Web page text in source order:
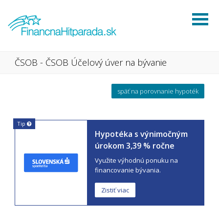
ČSOB - ČSOB Účelový úver na bývanie
späť na porovnanie hypoték
Tip
Hypotéka s výnimočným
úrokom 3,39 % ročne
Využite výhodnú ponuku na
financovanie bývania.
Zistiť viac